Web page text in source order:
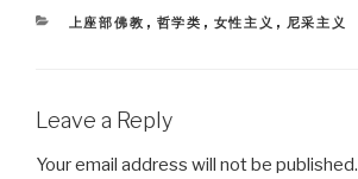
CATEGORIES
上座部佛教 , 哲学类 , 女性主义 , 尼采主义
Leave a Reply
Your email address will not be published.